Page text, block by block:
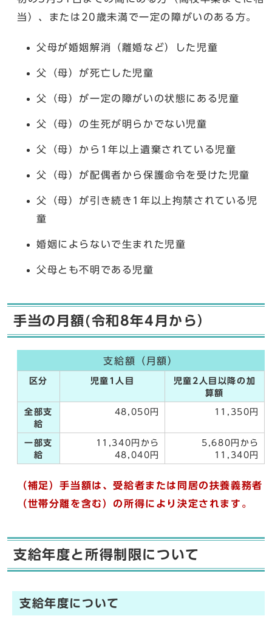
当）、または20歳未満で一定の障がいのある方。
父母が婚姻解消（離婚など）した児童
父（母）が死亡した児童
父（母）が一定の障がいの状態にある児童
父（母）の生死が明らかでない児童
父（母）から1年以上遺棄されている児童
父（母）が配偶者から保護命令を受けた児童
父（母）が引き続き1年以上拘禁されている児
童
婚姻によらないで生まれた児童
父母とも不明である児童
手当の月額(令和8年4月から）
支給額（月額）
区分 児童1人目
児童2人目以降の加
算額
全部支
給
48,050円 11,350円
一部支
給
11,340円から
48,040円
5,680円から
11,340円
（補足）手当額は、受給者または同居の扶養義務者
（世帯分離を含む）の所得により決定されます。
支給年度と所得制限について
支給年度について